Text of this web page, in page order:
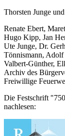
Thorsten Junge
Renate Ebert,
Hugo Kipp, Jan
Ute Junge, Dr.
Tönnismann, Adolf
Valbert-Günther,
Archiv des
Freiwillige
Die Festschrift
nachlesen: